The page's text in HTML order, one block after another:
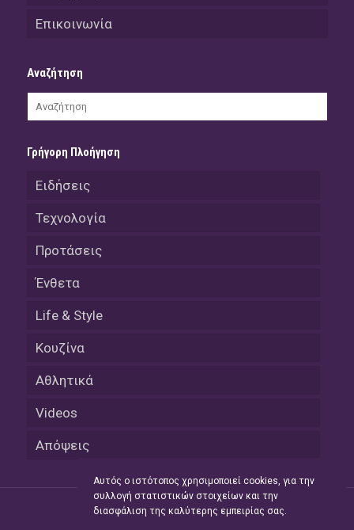
Επικοινωνία
Αναζήτηση
Γρήγορη Πλοήγηση
Ειδήσεις
Τεχνολογία
Προτάσεις
Ένθετα
Life & Style
Κουζίνα
Αθλητικά
Videos
Απόψεις
Αυτός ο ιστότοπος χρησιμοποιεί cookies, για την
συλλογή στατιστικών στοιχείων και την
διασφάλιση της καλύτερης εμπειρίας σας.